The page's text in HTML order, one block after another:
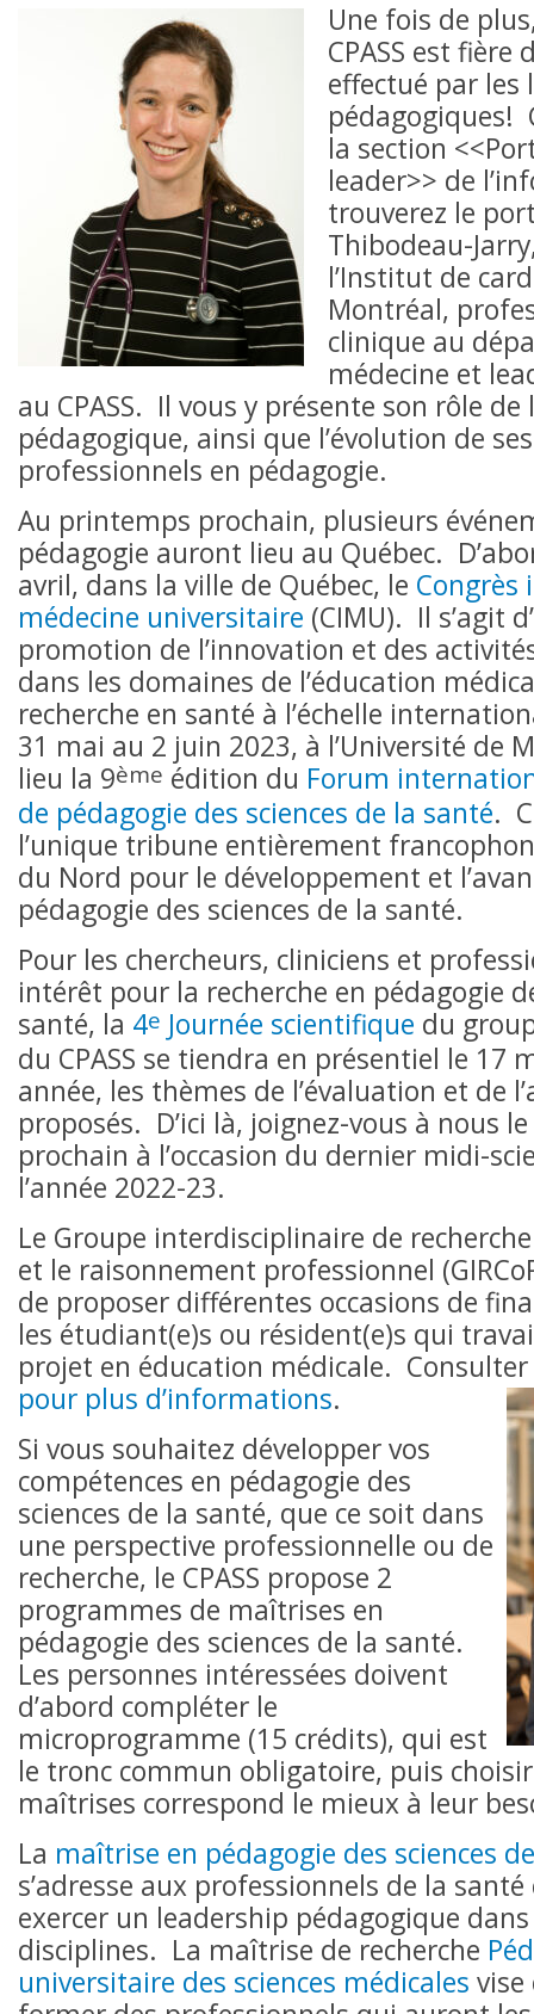
Une fois de
CPASS est fière
effectué par les
pédagogiques!
la section
leader>> de
trouverez le
Thibodeau-
l’Institut de
Montréal,
clinique au
médecine et
au CPASS. Il vous y présente son rôle de
pédagogique, ainsi que l’évolution de
professionnels en pédagogie.
Au printemps prochain, plusieurs
pédagogie auront lieu au Québec.
avril, dans la ville de Québec, le
médecine universitaire (CIMU). Il s’agit
promotion de l’innovation et des
dans les domaines de l’éducation
recherche en santé à l’échelle
31 mai au 2 juin 2023, à l’Université de
lieu la 9ème édition du Forum
de pédagogie des sciences de la santé.
l’unique tribune entièrement
du Nord pour le développement et
pédagogie des sciences de la santé.
Pour les chercheurs, cliniciens et
intérêt pour la recherche en pédagogie
santé, la 4e Journée scientifique du
du CPASS se tiendra en présentiel le 17
année, les thèmes de l’évaluation et de
proposés. D’ici là, joignez-vous à nous
prochain à l’occasion du dernier midi-
l’année 2022-23.
Le Groupe interdisciplinaire de
et le raisonnement professionnel
de proposer différentes occasions de
les étudiant(e)s ou résident(e)s qui
projet en éducation médicale.
pour plus d’informations.
Si vous souhaitez développer vos
compétences en pédagogie des
sciences de la santé, que ce soit dans
une perspective professionnelle ou de
recherche, le CPASS propose 2
programmes de maîtrises en
pédagogie des sciences de la santé.
Les personnes intéressées doivent
d’abord compléter le
microprogramme (15 crédits), qui est
le tronc commun obligatoire, puis
maîtrises correspond le mieux à leur
La maîtrise en pédagogie des sciences
s’adresse aux professionnels de la
exercer un leadership pédagogique
disciplines. La maîtrise de recherche
universitaire des sciences médicales